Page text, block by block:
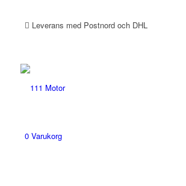
Leverans med Postnord och DHL
0 Varukorg